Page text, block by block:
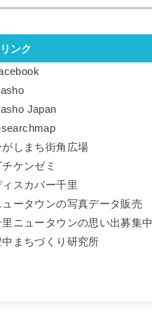
リンク
Japan
がしまち街角広場
チケンゼミ
ィスカバー千里
ュータウンの写真データ販売
里ニュータウンの思い出募集中
中まちづくり研究所